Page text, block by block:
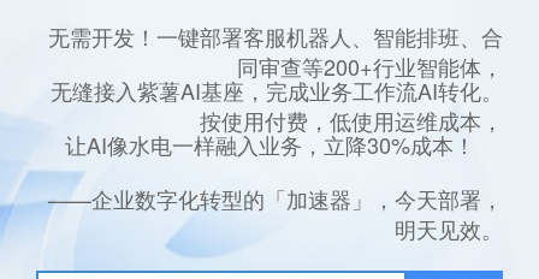
无需开发！一键部署客服机器人、智能排班、合
同审查等200+行业智能体，
无缝接入紫薯AI基座，完成业务工作流AI转化。
按使用付费，低使用运维成本，
让AI像水电一样融入业务，立降30%成本！
——企业数字化转型的「加速器」，今天部署，
明天见效。